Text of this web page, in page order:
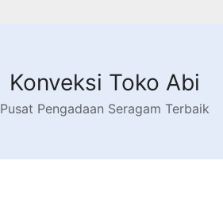
Konveksi Toko Abi
Pusat Pengadaan Seragam Terbaik